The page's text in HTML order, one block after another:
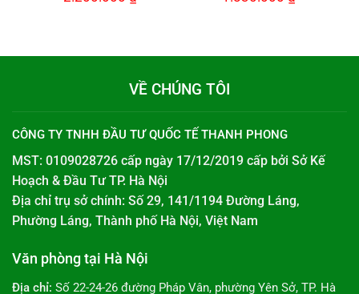
gốc
hiện
gốc
VỀ CHÚNG TÔI
CÔNG TY TNHH ĐẦU TƯ QUỐC TẾ THANH PHONG
MST: 0109028726 cấp ngày 17/12/2019 cấp bởi Sở Kế
Hoạch & Đầu Tư TP. Hà Nội
Địa chỉ trụ sở chính: Số 29, 141/1194 Đường Láng,
Phường Láng, Thành phố Hà Nội, Việt Nam
Văn phòng tại Hà Nội
Địa chỉ: Số 22-24-26 đường Pháp Vân, phường Yên Sở, TP. Hà